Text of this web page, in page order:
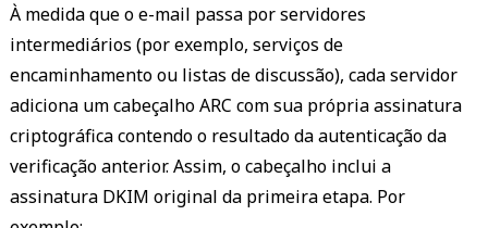
À medida que o e-mail passa por servidores
intermediários (por exemplo, serviços de
encaminhamento ou listas de discussão), cada servidor
adiciona um cabeçalho ARC com sua própria assinatura
criptográfica contendo o resultado da autenticação da
verificação anterior. Assim, o cabeçalho inclui a
assinatura DKIM original da primeira etapa. Por